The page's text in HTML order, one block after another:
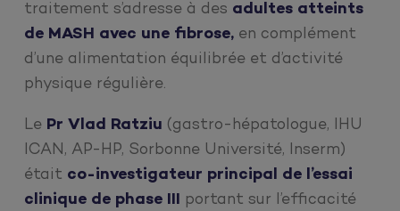
traitement s’adresse à des adultes atteints
de MASH avec une fibrose, en complément
d’une alimentation équilibrée et d’activité
physique régulière.
Le Pr Vlad Ratziu (gastro-hépatologue, IHU
ICAN, AP-HP, Sorbonne Université, Inserm)
était co-investigateur principal de l’essai
clinique de phase III
portant sur l’efficacité